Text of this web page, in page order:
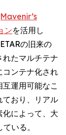
ンを活用し
の旧来の
たマルチテナ
コンテナ化され
運用可能なこ
ており、リアル
化によって、大
いる。